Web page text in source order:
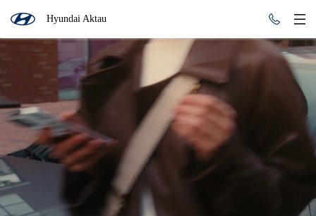
Hyundai Aktau